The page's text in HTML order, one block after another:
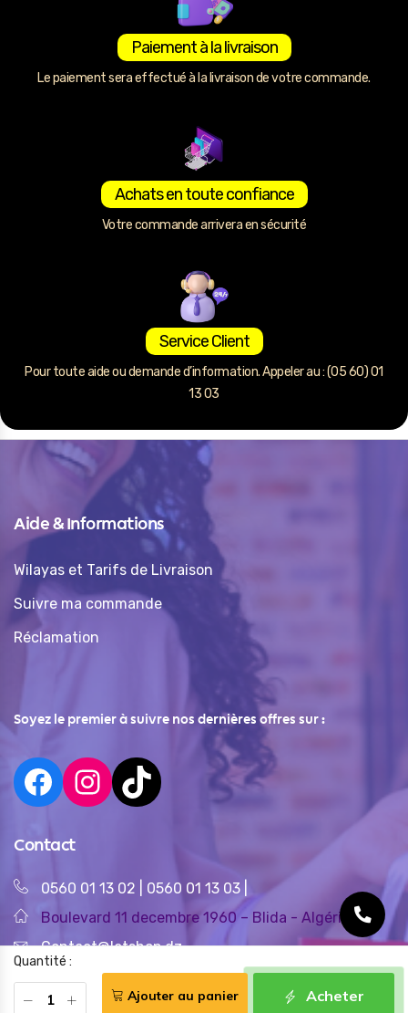
Quantité :
Acheter
Ajouter au panier
Paiement à la livraison
Le paiement sera effectué à la livraison de votre commande.
Achats en toute confiance
Votre commande arrivera en sécurité
Service Client
Pour toute aide ou demande d’information. Appeler au : (05 60) 01
13 03
Aide & Informations
Wilayas et Tarifs de Livraison
Suivre ma commande
Réclamation
Soyez le premier à suivre nos dernières offres sur :
Contact
0560 01 13 02 0560 01 13 03
Boulevard 11 decembre 1960 – Blida - Algérie
Contact@letshop.dz